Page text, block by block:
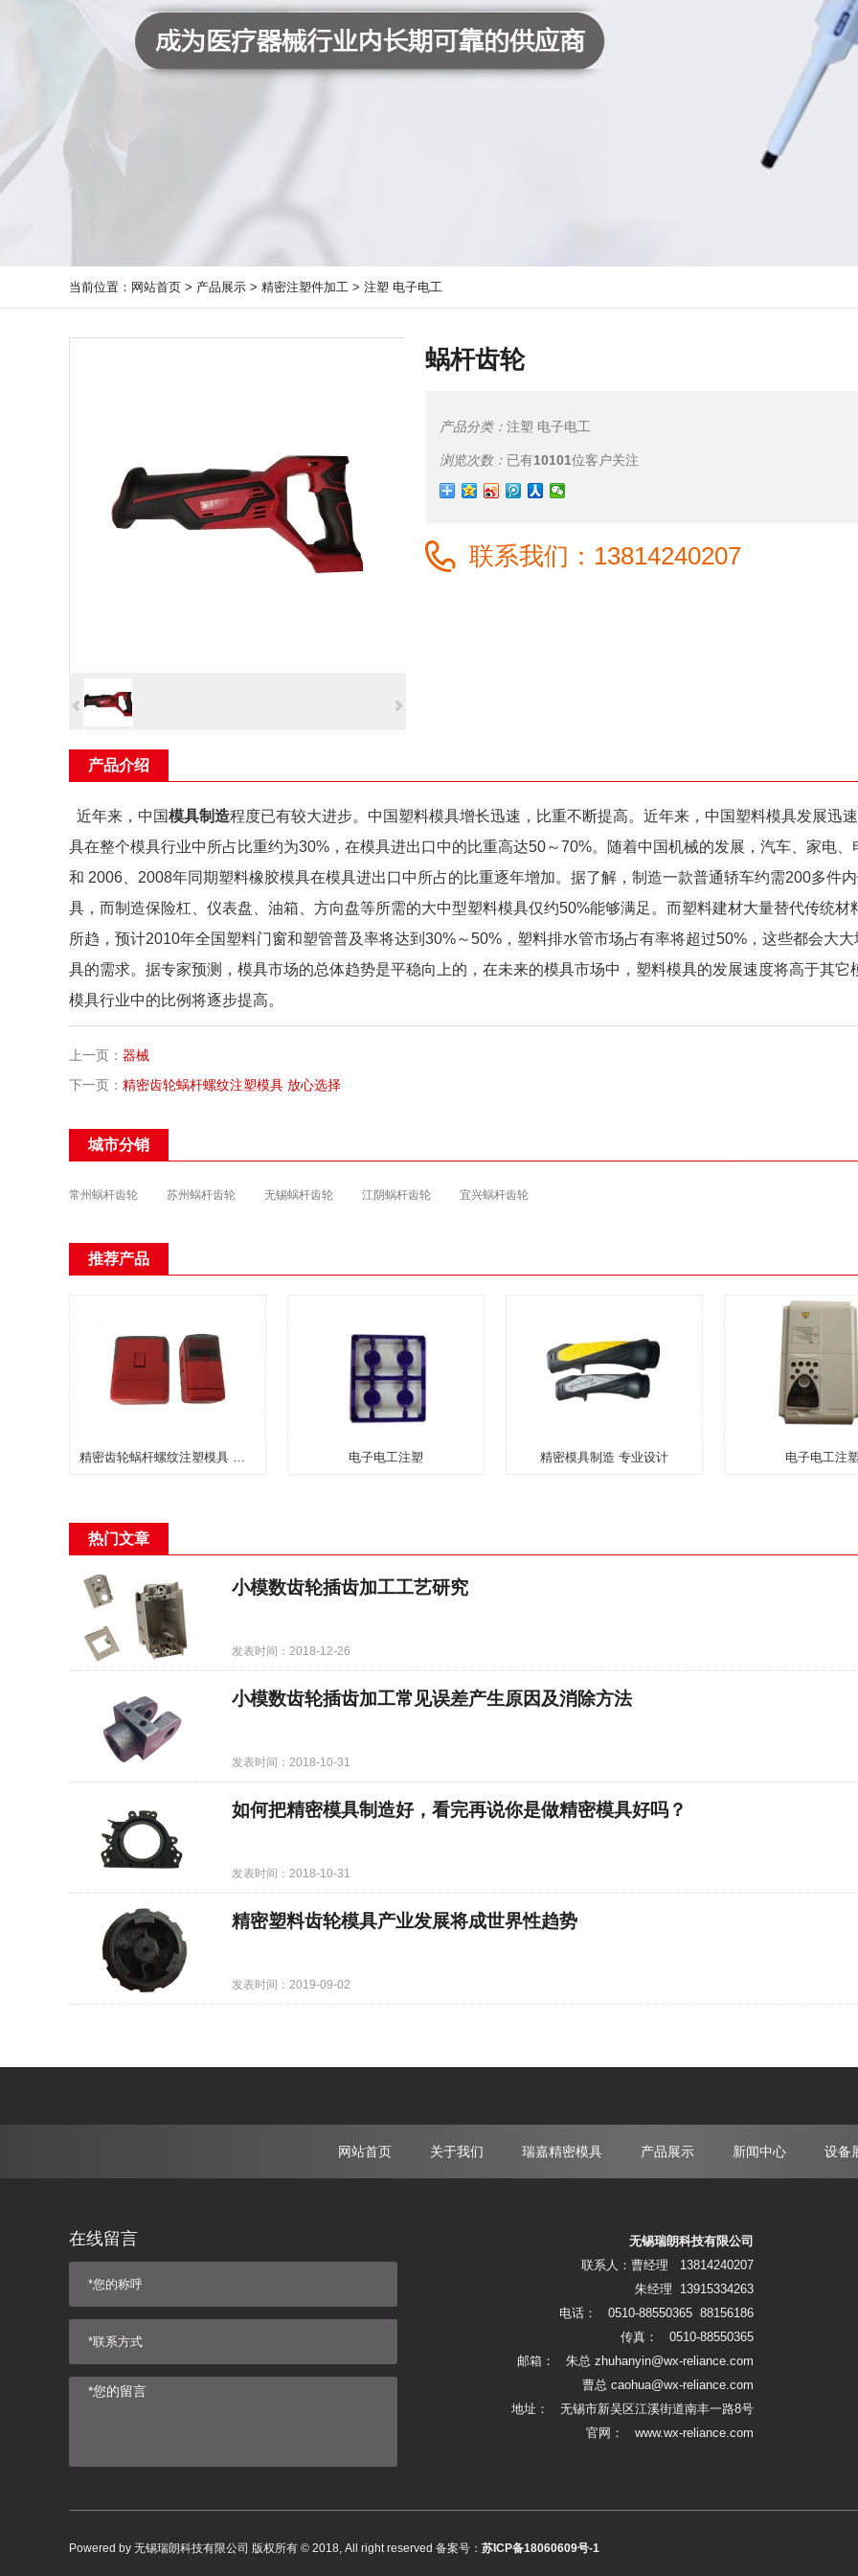
当前位置： 网站首页 > 产品展示 > 精密注塑件加工 > 注塑 电子电工
蜗杆齿轮
产品分类： 注塑 电子电工
浏览次数： 已有10101位客户关注
联系我们： 13814240207
产品介绍
近年来，中国模具制造程度已有较大进步。中国塑料模具增长迅速，比重不断提高。近年来，中国塑料模具发展迅
具在整个模具行业中所占比重约为30%，在模具进出口中的比重高达50～70%。随着中国机械的发展，汽车、家电、
和 2006、2008年同期塑料橡胶模具在模具进出口中所占的比重逐年增加。据了解，制造一款普通轿车约需200多件
具，而制造保险杠、仪表盘、油箱、方向盘等所需的大中型塑料模具仅约50%能够满足。而塑料建材大量替代传统材
所趋，预计2010年全国塑料门窗和塑管普及率将达到30%～50%，塑料排水管市场占有率将超过50%，这些都会大
具的需求。据专家预测，模具市场的总体趋势是平稳向上的，在未来的模具市场中，塑料模具的发展速度将高于其它
模具行业中的比例将逐步提高。
上一页： 器械
下一页： 精密齿轮蜗杆螺纹注塑模具 放心选择
城市分销
常州蜗杆齿轮 苏州蜗杆齿轮 无锡蜗杆齿轮 江阴蜗杆齿轮 宜兴蜗杆齿轮
推荐产品
精密齿轮蜗杆螺纹注塑模具 放心选择 电子电工注塑 精密模具制造 专业设计 电子电工注
热门文章
小模数齿轮插齿加工工艺研究
发表时间：2018-12-26
小模数齿轮插齿加工常见误差产生原因及消除方法
发表时间：2018-10-31
如何把精密模具制造好，看完再说你是做精密模具好吗？
发表时间：2018-10-31
精密塑料齿轮模具产业发展将成世界性趋势
发表时间：2019-09-02
网站首页 关于我们 瑞嘉精密模具 产品展示 新闻中心 设备
在线留言
无锡瑞朗科技有限公司
联系人：曹经理 13814240207
朱经理 13915334263
电话： 0510-88550365 88156186
传真： 0510-88550365
邮箱： 朱总 zhuhanyin@wx-reliance.com
曹总 caohua@wx-reliance.com
地址： 无锡市新吴区江溪街道南丰一路8号
官网： www.wx-reliance.com
Powered by 无锡瑞朗科技有限公司 版权所有 © 2018, All right reserved 备案号： 苏ICP备18060609号-1